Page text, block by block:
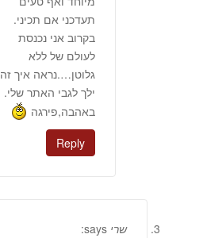
תעדכני אם תכיני.
בקרוב אני נכנסת
לעולם של ללא
גלוטן….נראה איך זה
ילך לגבי האתר שלי.
באהבה,פירגה
Reply
שרי says: